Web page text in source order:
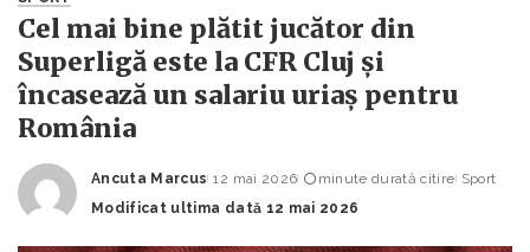
Cel mai bine plătit jucător din
Superligă este la CFR Cluj și
încasează un salariu uriaș pentru
România
Posted
by
Ancuta Marcus 12 mai 2026 minute durată citire Sport
Modificat ultima dată 12 mai 2026